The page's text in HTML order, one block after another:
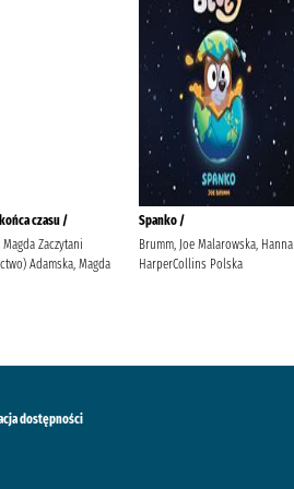
czasu /
Zaczytani
Adamska, Magda
Spanko /
Brumm, Joe Malarowska, Hanna
HarperCollins Polska
dostępności